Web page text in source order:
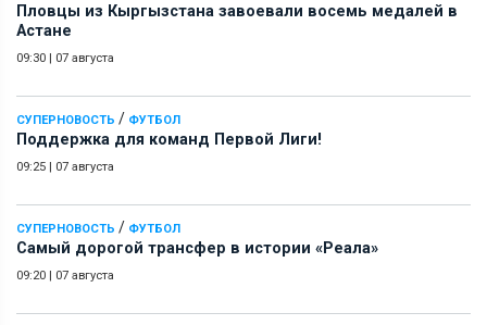
Пловцы из Кыргызстана завоевали восемь медалей в
Астане
09:30 | 07 августа
СУПЕРНОВОСТЬ / ФУТБОЛ
Поддержка для команд Первой Лиги!
09:25 | 07 августа
СУПЕРНОВОСТЬ / ФУТБОЛ
Самый дорогой трансфер в истории «Реала»
09:20 | 07 августа